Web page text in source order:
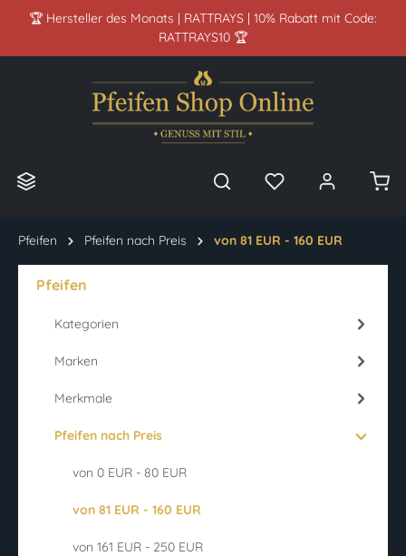
springen
🏆 Hersteller des Monats | RATTRAYS | 10% Rabatt mit Code:
RATTRAYS10 🏆
Pfeifen Pfeifen nach Preis von 81 EUR - 160 EUR
Pfeifen
Kategorien
Marken
Merkmale
Pfeifen nach Preis
von 0 EUR - 80 EUR
von 81 EUR - 160 EUR
von 161 EUR - 250 EUR